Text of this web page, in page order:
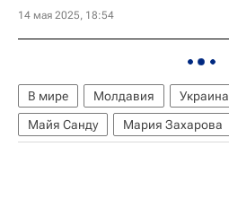
14 мая 2025, 18:54
В мире Молдавия Украина
Майя Санду
Мария Захарова